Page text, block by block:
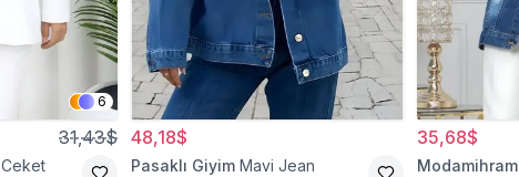
6
31,43$ 48,18$
Pasaklı Giyim Mavi Jean
35,68$
Modamihram